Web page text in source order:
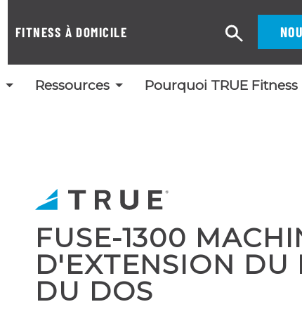
FITNESS À DOMICILE
Ressources Pourquoi TRUE Fitness
Recherche
FUSE-1300
D'EXTENSION DU
DU DOS